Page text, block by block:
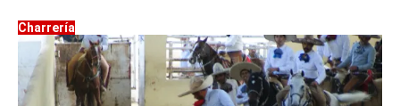
Charrería